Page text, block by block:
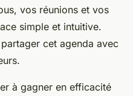
vos réunions et vos
simple et intuitive.
cet agenda avec
à gagner en efficacité